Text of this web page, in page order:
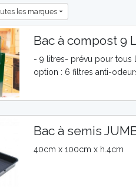
les marques
Bac à compost 9
- 9 litres- prévu pour tous
option : 6 filtres anti-
Bac à semis
40cm x 100cm x h.4cm